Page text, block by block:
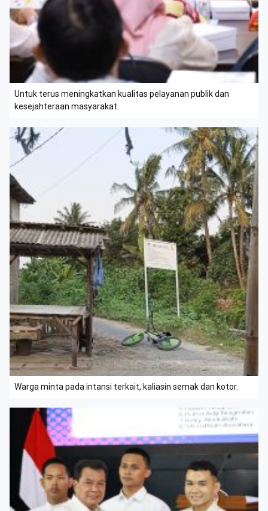
Untuk terus meningkatkan kualitas pelayanan publik dan
kesejahteraan masyarakat.
Warga minta pada intansi terkait, kaliasin semak dan kotor.